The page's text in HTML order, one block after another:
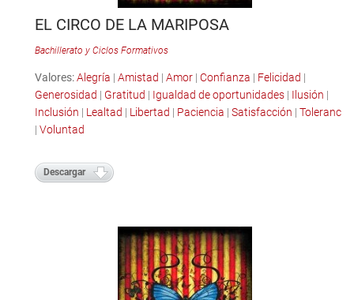
EL CIRCO DE LA MARIPOSA
Bachillerato y Ciclos Formativos
Valores:Alegría | Amistad | Amor| Confianza | Felicidad |
Generosidad | Gratitud | Igualdad de oportunidades| Ilusión |
Inclusión | Lealtad | Libertad | Paciencia | Satisfacción | Tolerancia
| Voluntad
Descargar